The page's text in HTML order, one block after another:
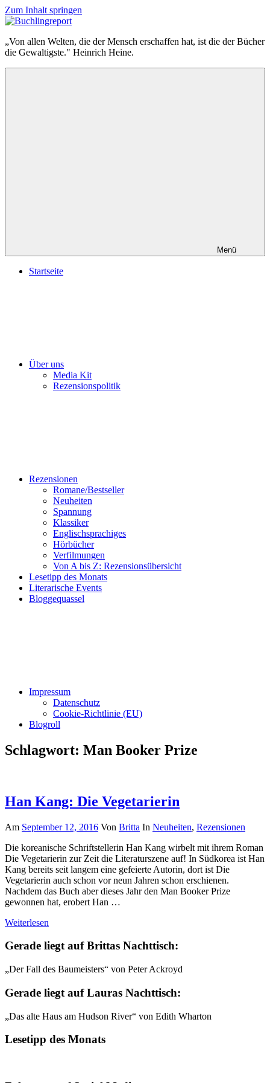
Zum Inhalt springen
Buchlingreport
„Von allen Welten, die der Mensch erschaffen hat, ist die der Bücher
die Gewaltigste." Heinrich Heine.
Menü
Startseite
Über uns
Media Kit
Rezensionspolitik
Rezensionen
Romane/Bestseller
Neuheiten
Spannung
Klassiker
Englischsprachiges
Hörbücher
Verfilmungen
Von A bis Z: Rezensionsübersicht
Lesetipp des Monats
Literarische Events
Bloggequassel
Impressum
Datenschutz
Cookie-Richtlinie (EU)
Blogroll
Schlagwort: Man Booker Prize
Han Kang: Die Vegetarierin
Am September 12, 2016 Von Britta In Neuheiten, Rezensionen
Die koreanische Schriftstellerin Han Kang wirbelt mit ihrem Roman
Die Vegetarierin zur Zeit die Literaturszene auf! In Südkorea ist Han
Kang bereits seit langem eine gefeierte Autorin, dort ist Die
Vegetarierin auch schon vor neun Jahren schon erschienen.
Nachdem das Buch aber dieses Jahr den Man Booker Prize
gewonnen hat, erobert Han …
Weiterlesen
Gerade liegt auf Brittas Nachttisch:
„Der Fall des Baumeisters“ von Peter Ackroyd
Gerade liegt auf Lauras Nachttisch:
„Das alte Haus am Hudson River“ von Edith Wharton
Lesetipp des Monats